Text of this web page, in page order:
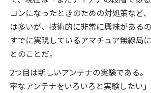
コンになったときのための対処策など
は多いが、技術的に非常に興味がある
すでに実現しているアマチュア無線局
とのことだ。
2つ目は新しいアンテナの実験である。
率なアンテナをいろいろと実験したい